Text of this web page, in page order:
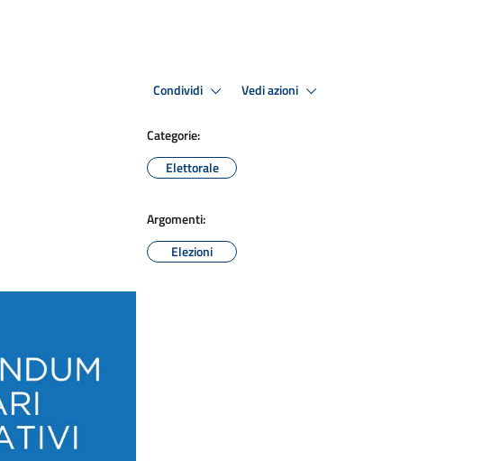
Condividi Vedi azioni
Categorie:
Elettorale
Argomenti:
Elezioni